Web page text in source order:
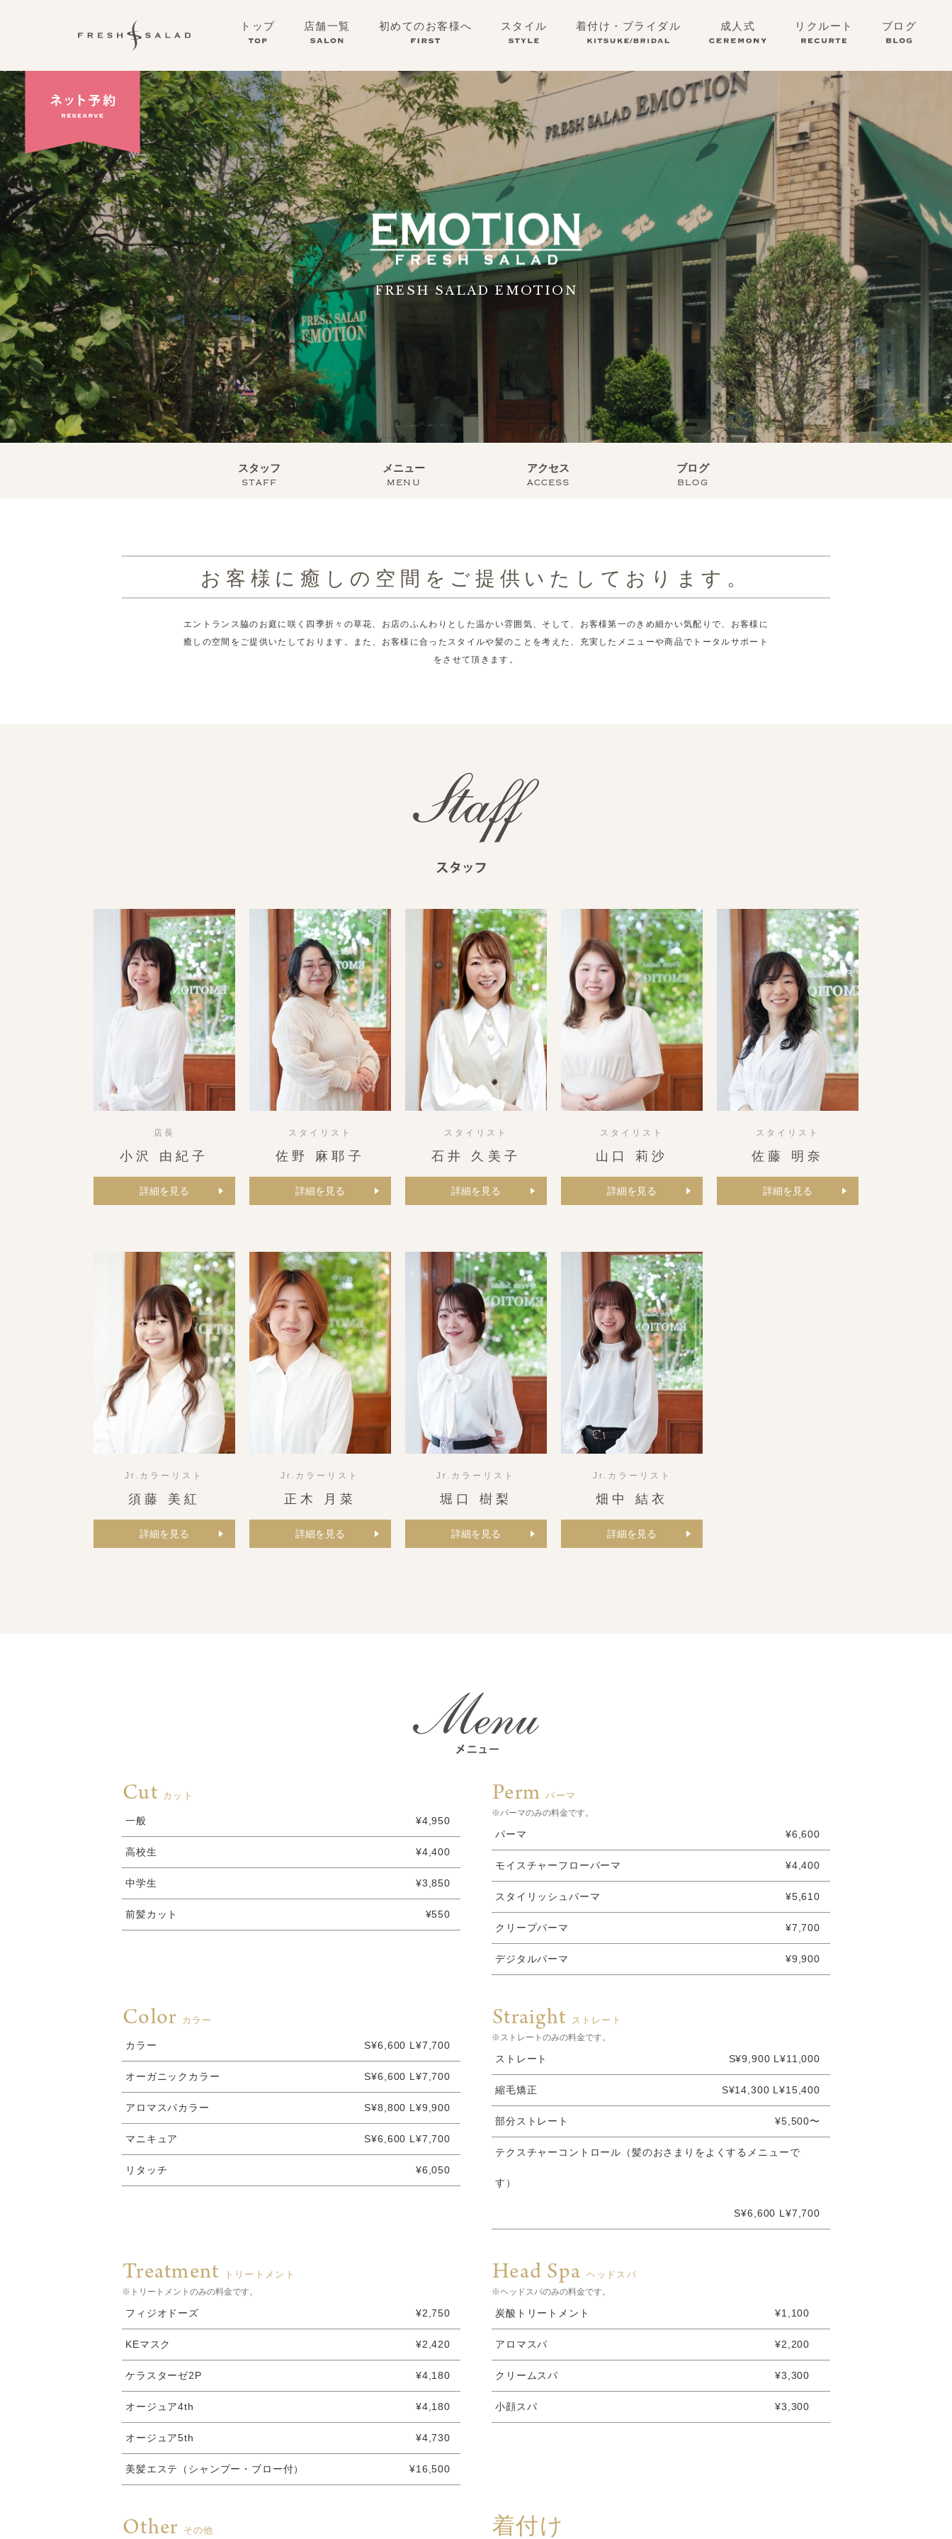
トップ 店舗一覧 初めてのお客様へ スタイル 着付け・ブライダル 成人式 リクルート ブログ
FRESH SALAD EMOTION
スタッフ
staff
メニュー
menu
アクセス
access
ブログ
blog
お客様に癒しの空間をご提供いたしております。
エントランス脇のお庭に咲く四季折々の草花、お店のふんわりとした温かい雰囲気、そして、お客様第一のきめ細かい気配りで、お客様に
癒しの空間をご提供いたしております。また、お客様に合ったスタイルや髪のことを考えた、充実したメニューや商品でトータルサポート
をさせて頂きます。
店長
小沢 由紀子
詳細を見る
スタイリスト
佐野 麻耶子
詳細を見る
スタイリスト
石井 久美子
詳細を見る
スタイリスト
山口 莉沙
詳細を見る
スタイリスト
佐藤 明奈
詳細を見る
Jr.カラーリスト
須藤 美紅
詳細を見る
Jr.カラーリスト
正木 月菜
詳細を見る
Jr.カラーリスト
堀口 樹梨
詳細を見る
Jr.カラーリスト
畑中 結衣
詳細を見る
Cut カット
一般 ¥4,950
高校生 ¥4,400
中学生 ¥3,850
前髪カット ¥550
Permパーマ
※パーマのみの料金です。
パーマ ¥6,600
モイスチャーフローパーマ ¥4,400
スタイリッシュパーマ ¥5,610
クリープパーマ ¥7,700
デジタルパーマ ¥9,900
Color カラー
カラー S¥6,600 L¥7,700
オーガニックカラー S¥6,600 L¥7,700
アロマスパカラー S¥8,800 L¥9,900
マニキュア S¥6,600 L¥7,700
リタッチ ¥6,050
Straight ストレート
※ストレートのみの料金です。
ストレート S¥9,900 L¥11,000
縮毛矯正 S¥14,300 L¥15,400
部分ストレート ¥5,500〜
テクスチャーコントロール（髪のおさまりをよくするメニューで
す）
S¥6,600 L¥7,700
Treatment トリートメント
※トリートメントのみの料金です。
フィジオドーズ ¥2,750
KEマスク ¥2,420
ケラスターゼ2P ¥4,180
オージュア4th ¥4,180
オージュア5th ¥4,730
美髪エステ（シャンプー・ブロー付） ¥16,500
Head Spa ヘッドスパ
※ヘッドスパのみの料金です。
炭酸トリートメント ¥1,100
アロマスパ ¥2,200
クリームスパ ¥3,300
小顔スパ ¥3,300
Other その他 着付け